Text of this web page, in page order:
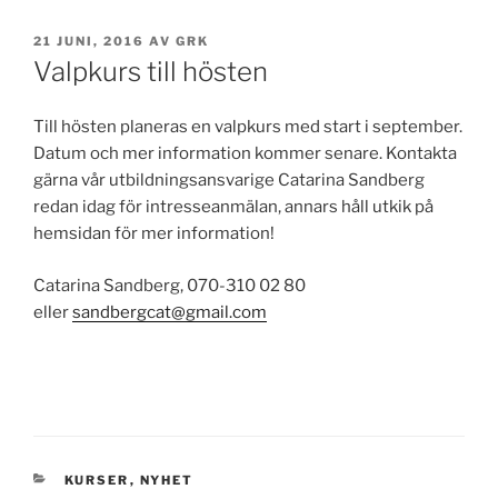
PUBLICERAT
21 JUNI, 2016 AV GRK
Valpkurs till hösten
Till hösten planeras en valpkurs med start i september.
Datum och mer information kommer senare. Kontakta
gärna vår utbildningsansvarige Catarina Sandberg
redan idag för intresseanmälan, annars håll utkik på
hemsidan för mer information!
Catarina Sandberg, 070-310 02 80
ellersandbergcat@gmail.com
KATEGORIER
KURSER , NYHET